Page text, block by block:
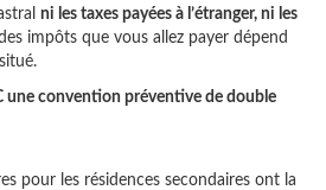
ni les taxes payées à l’étranger, ni les
impôts que vous allez payer dépend
une convention préventive de double
pour les résidences secondaires ont la